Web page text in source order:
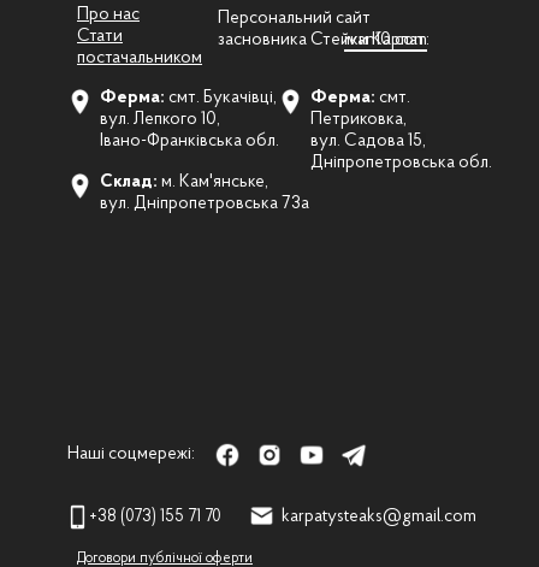
Договори публічної оферти
karpatysteaks@gmail.com
Стати
постачальником
Про нас
Ферма: смт. Букачівці,
вул. Лепкого 10,
Івано-Франківська обл.
Наші соцмережі:
Персональний сайт
засновника Стейки Карпат:
ivan10.com
Склад: м. Кам'янське,
вул. Дніпропетровська 73а
+38 (073) 155 71 70
Ферма: смт.
Петриковка,
вул. Садова 15,
Дніпропетровська обл.